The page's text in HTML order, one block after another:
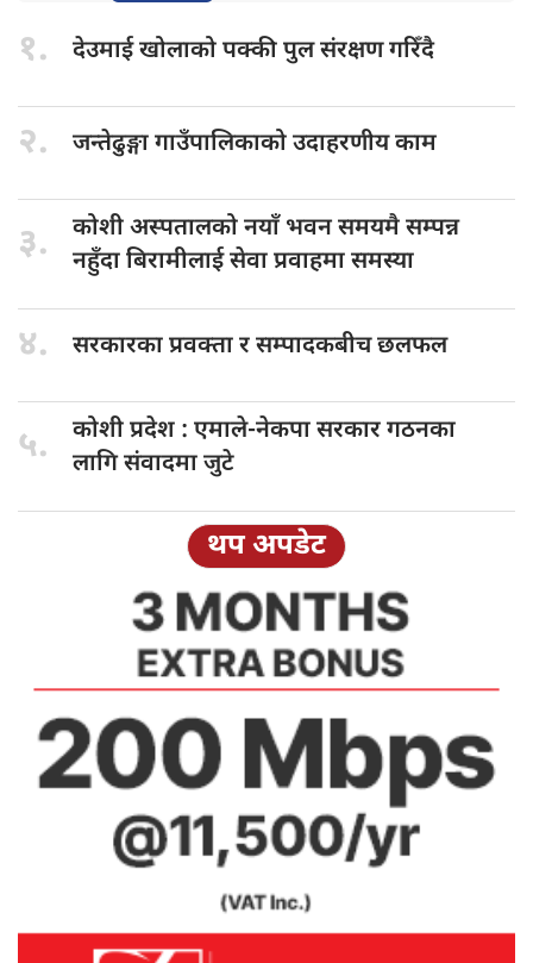
१. देउमाई खोलाकोपक्की पुल संरक्षण गरिँदै
२. जन्तेढुङ्गा गाउँपालिकाकोउदाहरणीय काम
३. कोशी अस्पतालकोनयाँ भवन समयमै सम्पन्न
नहुँदा बिरामीलाई सेवा प्रवाहमा समस्या
४. सरकारका प्रवक्तार सम्पादकबीच छलफल
५. कोशी प्रदेश : एमाले-नेकपा सरकार गठनका
लागि संवादमा जुटे
थप अपडेट